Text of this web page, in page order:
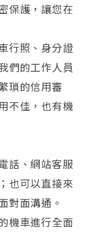
保護，讓您在
行照、身分證
們的工作人員
瑣的信用審
不佳，也有機
話、網站客服
也可以直接來
對面溝通。​
機車進行全面